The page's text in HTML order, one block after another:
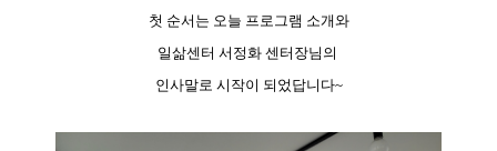
첫 순서는 오늘 프로그램 소개와
일삶센터 서정화 센터장님의
인사말로 시작이 되었답니다~